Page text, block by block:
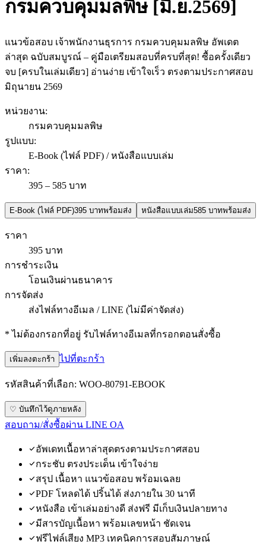
กรมควบคุมมลพิษ [มิ.ย.2569]
แนวข้อสอบ เจ้าพนักงานธุรการ กรมควบคุมมลพิษ อัพเดต
ล่าสุด ฉบับสมบูรณ์ – คู่มือเตรียมสอบที่ครบที่สุด! ซื้อครั้งเดียว
จบ [ครบในเล่มเดียว] อ่านง่าย เข้าใจเร็ว ตรงตามประกาศสอบ
มิถุนายน 2569
หน่วยงาน:
กรมควบคุมมลพิษ
รูปแบบ:
E-Book (ไฟล์ PDF) / หนังสือแบบเล่ม
ราคา:
395 – 585 บาท
E-Book (ไฟล์ PDF)395 บาทพร้อมส่ง หนังสือแบบเล่ม585 บาทพร้อมส่ง
ราคา
395 บาท
การชำระเงิน
โอนเงินผ่านธนาคาร
การจัดส่ง
ส่งไฟล์ทางอีเมล / LINE (ไม่มีค่าจัดส่ง)
* ไม่ต้องกรอกที่อยู่ รับไฟล์ทางอีเมลที่กรอกตอนสั่งซื้อ
เพิ่มลงตะกร้า ไปที่ตะกร้า
รหัสสินค้าที่เลือก: WOO-80791-EBOOK
♡ บันทึกไว้ดูภายหลัง
สอบถาม/สั่งซื้อผ่าน LINE OA
อัพเดทเนื้อหาล่าสุดตรงตามประกาศสอบ
กระชับ ตรงประเด็น เข้าใจง่าย
สรุป เนื้อหา แนวข้อสอบ พร้อมเฉลย
PDF โหลดได้ ปริ้นได้ ส่งภายใน 30 นาที
หนังสือ เข้าเล่มอย่างดี ส่งฟรี มีเก็บเงินปลายทาง
มีสารบัญเนื้อหา พร้อมเลขหน้า ชัดเจน
ฟรีไฟล์เสียง MP3 เทคนิคการสอบสัมภาษณ์